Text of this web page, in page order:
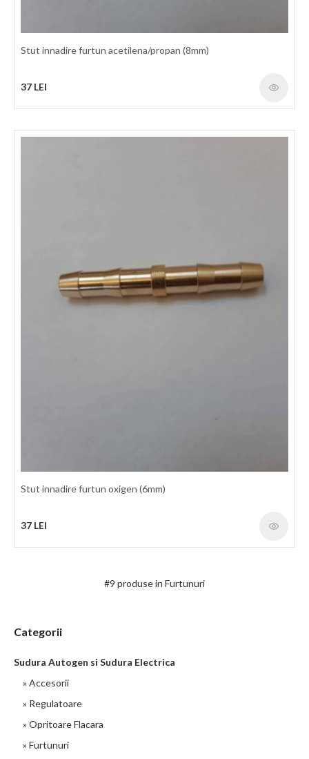
Furtun de cauciuc pentru utilizarea cu Propan/Butan la taiere -
sudare si alte operatiuni inrudite. Potrivit pentru LPG, MPS, CNG.
Ranforsare: Material textile sintetic cu elasticitate mare. Exterior:
lucru: 20 bari Presiune
Stut innadire furtun acetilena/propan (8mm)
37 LEI
Stut innadire furtun oxigen (6mm)
37 LEI
#9 produse in Furtunuri
Categorii
Sudura Autogen si Sudura Electrica
» Accesorii
» Regulatoare
» Opritoare Flacara
» Furtunuri